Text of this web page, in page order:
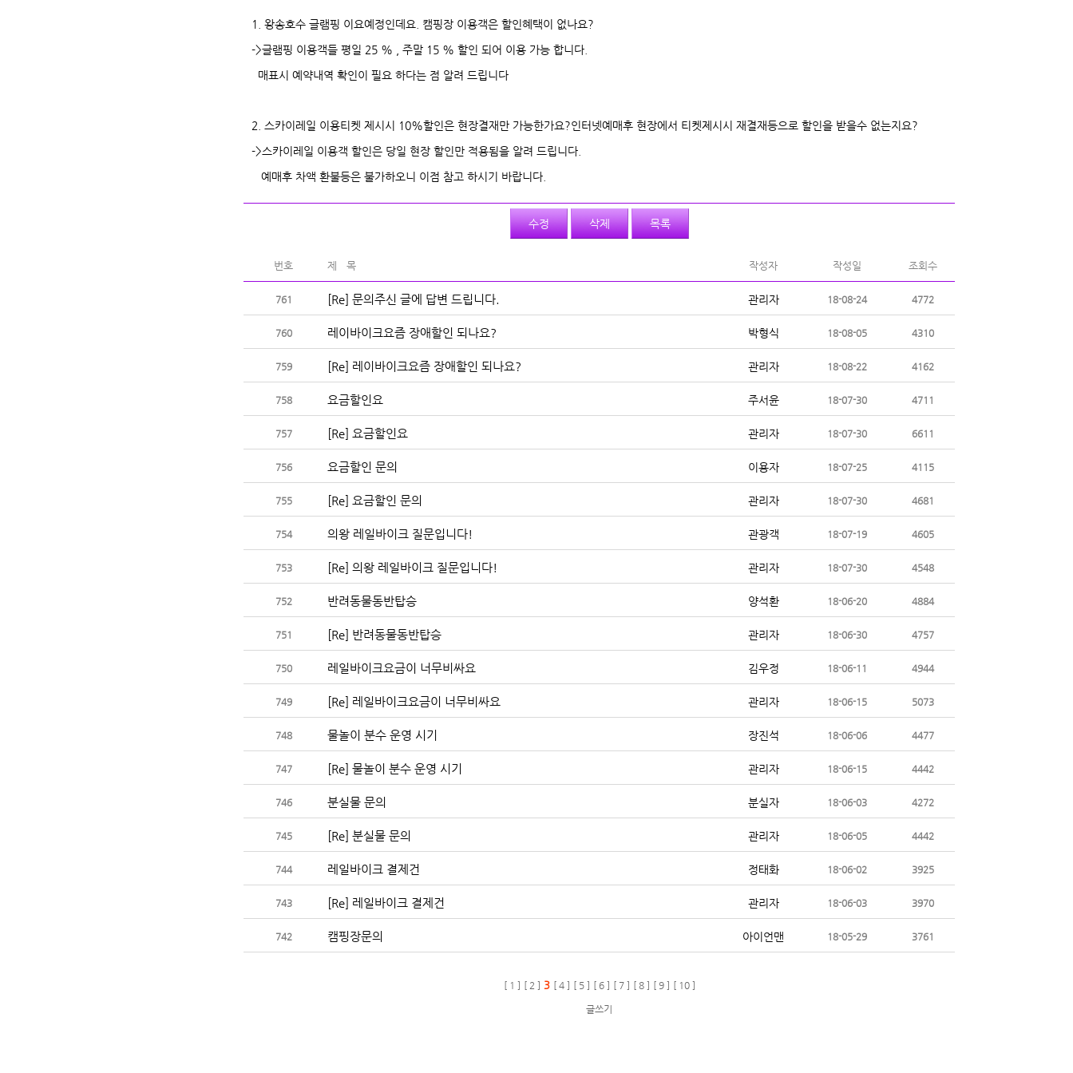
1. 왕송호수 글램핑 이요예정인데요. 캠핑장 이용객은 할인혜택이 없나요?
->글램핑 이용객들 평일 25 % , 주말 15 % 할인 되어 이용 가능 합니다.
매표시 예약내역 확인이 필요 하다는 점 알려 드립니다
2. 스카이레일 이용티켓 제시시 10%할인은 현장결재만 가능한가요?인터넷예매후 현장에서 티켓제시시 재결재등으로 할인을 받을수 없는지요?
->스카이레일 이용객 할인은 당일 현장 할인만 적용됨을 알려 드립니다.
예매후 차액 환불등은 불가하오니 이점 참고 하시기 바랍니다.
수정 삭제 목록
번호 제 목 작성자 작성일 조회수
761 [Re] 문의주신 글에 답변 드립니다. 관리자 18-08-24 4772
760 레이바이크요즘 장애할인 되나요? 박형식 18-08-05 4310
759 [Re] 레이바이크요즘 장애할인 되나요? 관리자 18-08-22 4162
758 요금할인요 주서윤 18-07-30 4711
757 [Re] 요금할인요 관리자 18-07-30 6611
756 요금할인 문의 이용자 18-07-25 4115
755 [Re] 요금할인 문의 관리자 18-07-30 4681
754 의왕 레일바이크 질문입니다! 관광객 18-07-19 4605
753 [Re] 의왕 레일바이크 질문입니다! 관리자 18-07-30 4548
752 반려동물동반탑승 양석환 18-06-20 4884
751 [Re] 반려동물동반탑승 관리자 18-06-30 4757
750 레일바이크요금이 너무비싸요 김우정 18-06-11 4944
749 [Re] 레일바이크요금이 너무비싸요 관리자 18-06-15 5073
748 물놀이 분수 운영 시기 장진석 18-06-06 4477
747 [Re] 물놀이 분수 운영 시기 관리자 18-06-15 4442
746 분실물 문의 분실자 18-06-03 4272
745 [Re] 분실물 문의 관리자 18-06-05 4442
744 레일바이크 결제건 정태화 18-06-02 3925
743 [Re] 레일바이크 결제건 관리자 18-06-03 3970
742 캠핑장문의 아이언맨 18-05-29 3761
[ 1 ] [ 2 ] 3 [ 4 ] [ 5 ] [ 6 ] [ 7 ] [ 8 ] [ 9 ] [ 10 ]
글쓰기